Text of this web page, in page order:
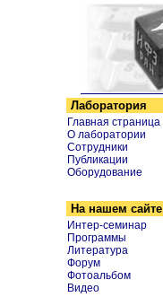
Лаборатория
Главная страница
О лаборатории
Сотрудники
Публикации
Оборудование
На нашем сайте
Интер-семинар
Программы
Литература
Форум
Фотоальбом
Видео